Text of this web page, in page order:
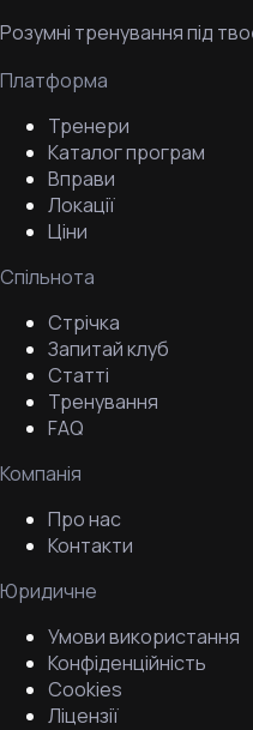
Розумні тренування під
Платформа
Тренери
Каталог програм
Вправи
Локації
Ціни
Спільнота
Стрічка
Запитай клуб
Статті
Тренування
FAQ
Компанія
Про нас
Контакти
Юридичне
Умови використання
Конфіденційність
Cookies
Ліцензії